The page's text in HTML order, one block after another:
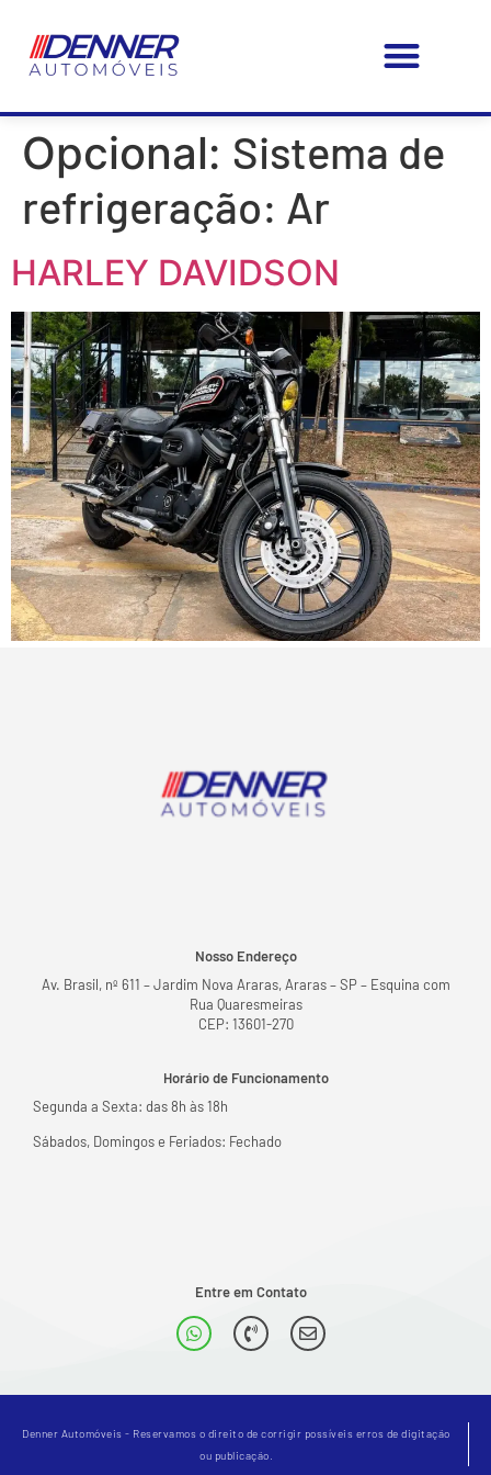
Opcional: Sistema de
refrigeração: Ar
HARLEY DAVIDSON
Nosso Endereço
Av. Brasil, nº 611 – Jardim Nova Araras, Araras – SP – Esquina com
Rua Quaresmeiras
CEP: 13601-270
Horário de Funcionamento
Segunda a Sexta: das 8h às 18h
Sábados, Domingos e Feriados: Fechado
Entre em Contato
Denner Automóveis - Reservamos o direito de corrigir possíveis erros de digitação
ou publicação.